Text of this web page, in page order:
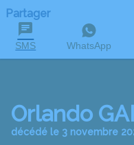
Partager
SMS WhatsApp
Orlando
décédé le 3 novembre